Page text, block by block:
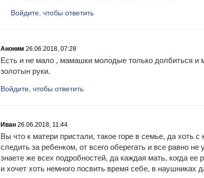
Войдите, чтобы ответить
Аноним 26.06.2018, 07:28
Есть и не мало , мамашки молодые только долбиться и
золотын руки.
Войдите, чтобы ответить
Иван 26.06.2018, 11:44
Вы что к матери пристали, такое горе в семье, да хоть
следить за ребенком, от всего оберегать и все равно
знаете же всех подробностей, да каждая мать, когда
и хочет хоть немного посвить время себе, в наушниках